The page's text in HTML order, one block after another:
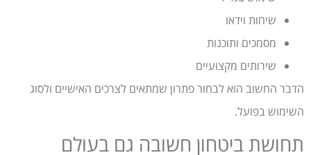
שיחות וידאו
מסמכים ותוכנות
שירותים מקצועיים
הדבר החשוב הוא לבחור פתרון שמתאים לצרכים האישיים ולסוג
השימוש בפועל.
תחושת ביטחון חשובה גם בעולם